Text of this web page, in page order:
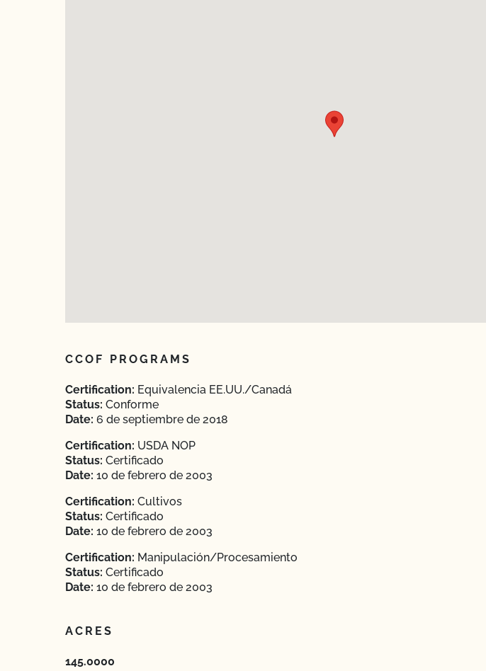
CCOF PROGRAMS
Certification: Equivalencia EE.UU./Canadá
Status: Conforme
Date: 6 de septiembre de 2018
Certification: USDA NOP
Status: Certificado
Date: 10 de febrero de 2003
Certification: Cultivos
Status: Certificado
Date: 10 de febrero de 2003
Certification: Manipulación/Procesamiento
Status: Certificado
Date: 10 de febrero de 2003
ACRES
145.0000